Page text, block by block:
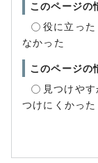
このページの
役に立った
なかった
このページの
見つけやす
つけにくかった